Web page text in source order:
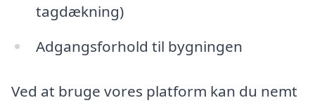
tagdækning)
Adgangsforhold til bygningen
Ved at bruge vores platform kan du nemt